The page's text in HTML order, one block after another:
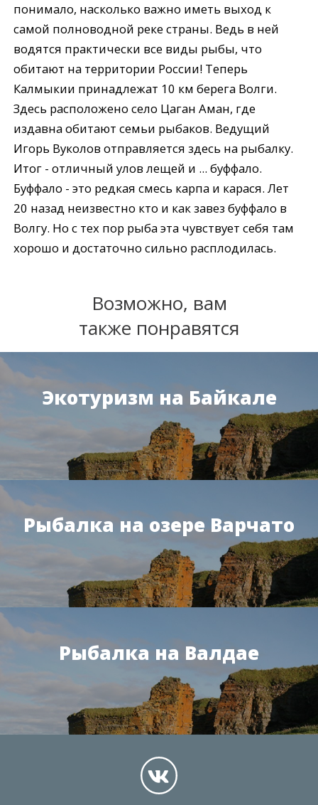
понимало, насколько важно иметь выход к
самой полноводной реке страны. Ведь в ней
водятся практически все виды рыбы, что
обитают на территории России! Теперь
Калмыкии принадлежат 10 км берега Волги.
Здесь расположено село Цаган Аман, где
издавна обитают семьи рыбаков. Ведущий
Игорь Вуколов отправляется здесь на рыбалку.
Итог - отличный улов лещей и ... буффало.
Буффало - это редкая смесь карпа и карася. Лет
20 назад неизвестно кто и как завез буффало в
Волгу. Но с тех пор рыба эта чувствует себя там
хорошо и достаточно сильно расплодилась.
Возможно, вам
также понравятся
Экотуризм на Байкале
Рыбалка на озере Варчато
Рыбалка на Валдае